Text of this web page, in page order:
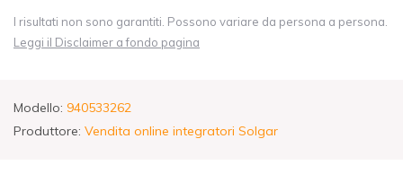
I risultati non sono garantiti. Possono variare da persona a persona.
Leggi il Disclaimer a fondo pagina
Modello: 940533262
Produttore: Vendita online integratori Solgar